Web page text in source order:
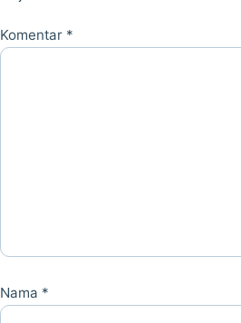
Komentar *
Nama *